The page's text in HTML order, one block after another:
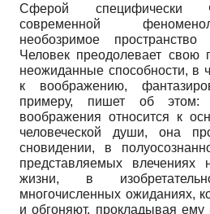
Сферой специфически
современной
необозримое пространство
Человек преодолевает свою
неожиданные способности, в
к воображению,
примеру, пишет об этом:
воображения относится к
человеческой души, она
сновидении, в
представляемых влечениях
жизни, в
многочисленных ожиданиях,
и обгоняют, прокладывая ему